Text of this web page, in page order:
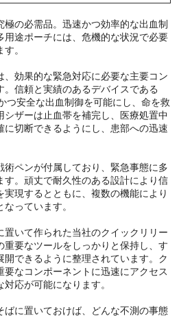
の必需品。迅速かつ効率的な出血制
途ポーチには、危機的な状況で必要
。
効果的な緊急対応に必要な主要コン
信頼と実績のあるデバイスである
つ安全な出血制御を可能にし、命を救
シザーは止血帯を補完し、医療処置中
切断できるようにし、患部への迅速
ペンが付属しており、緊急事態に多
す。頑丈で耐久性のある設計により信
現するとともに、複数の機能により
っています。
いて作られた当社のクイックリリー
要なツールをしっかりと保持し、す
開できるように整理されています。ク
なコンポーネントに迅速にアクセス
応が可能になります。
ばに置いておけば、どんな不測の事態